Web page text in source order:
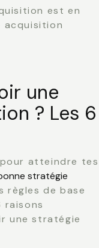
est en
acquisition
une
? Les 6
atteindre tes
stratégie
règles de base
raisons
une stratégie